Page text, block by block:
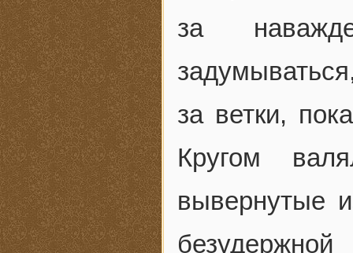
за
за ветки,
Кругом
вывернутые